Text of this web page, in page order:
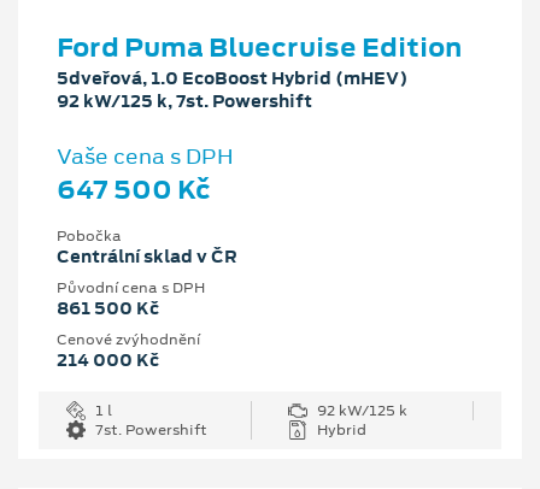
Ford Puma Bluecruise Edition
5dveřová, 1.0 EcoBoost Hybrid (mHEV)
92 kW/125 k, 7st. Powershift
Vaše cena s DPH
647 500 Kč
Pobočka
Centrální sklad v ČR
Původní cena s DPH
861 500 Kč
Cenové zvýhodnění
214 000 Kč
1 l
92 kW/125 k
7st. Powershift
Hybrid